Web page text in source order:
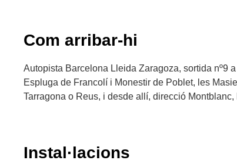
Com arribar-hi
Autopista Barcelona Lleida Zaragoza, sortida nº9
Espluga de Francolí i Monestir de Poblet, les
Tarragona o Reus, i desde allí, direcció
Instal·lacions